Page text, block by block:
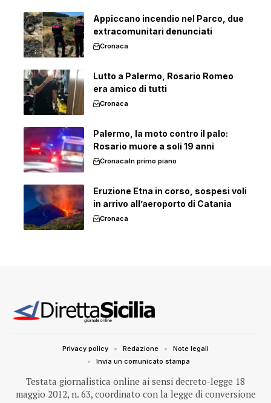
Appiccano incendio nel Parco, due
extracomunitari denunciati
Cronaca
Lutto a Palermo, Rosario Romeo
era amico di tutti
Cronaca
Palermo, la moto contro il palo:
Rosario muore a soli 19 anni
CronacaIn primo piano
Eruzione Etna in corso, sospesi voli
in arrivo all’aeroporto di Catania
Cronaca
Testata giornalistica online ai sensi decreto-legge 18
maggio 2012, n. 63, coordinato con la legge di conversione
Privacy policy Redazione
Note legali
Invia un comunicato stampa